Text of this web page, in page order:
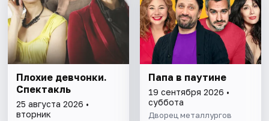
Плохие девчонки.
Спектакль
25 августа 2026 •
вторник
Папа в паутине
19 сентября 2026 •
суббота
Дворец металлургов